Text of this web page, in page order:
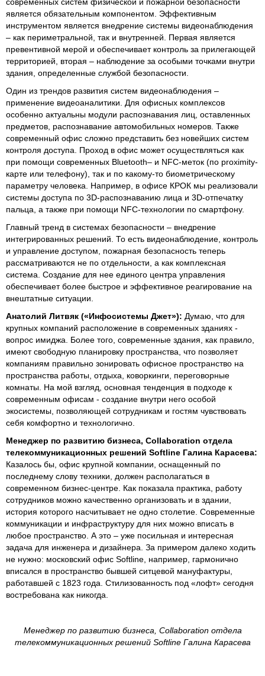
является обязательным компонентом. Эффективным
инструментом является внедрение системы видеонаблюдения
– как периметральной, так и внутренней. Первая является
превентивной мерой и обеспечивает контроль за прилегающей
территорией, вторая – наблюдение за особыми точками внутри
здания, определенные службой безопасности.
Один из трендов развития систем видеонаблюдения –
применение видеоаналитики. Для офисных комплексов
особенно актуальны модули распознавания лиц, оставленных
предметов, распознавание автомобильных номеров. Также
современный офис сложно представить без новейших систем
контроля доступа. Проход в офис может осуществляться как
при помощи современных Bluetooth– и NFC-меток (по proximity-
карте или телефону), так и по какому-то биометрическому
параметру человека. Например, в офисе КРОК мы реализовали
системы доступа по 3D-распознаванию лица и 3D-отпечатку
пальца, а также при помощи NFC-технологии по смартфону.
Главный тренд в системах безопасности – внедрение
интегрированных решений. То есть видеонаблюдение, контроль
и управление доступом, пожарная безопасность теперь
рассматриваются не по отдельности, а как комплексная
система. Создание для нее единого центра управления
обеспечивает более быстрое и эффективное реагирование на
внештатные ситуации.
Анатолий Литвяк («Инфосистемы Джет»): Думаю, что для
крупных компаний расположение в современных зданиях -
вопрос имиджа. Более того, современные здания, как правило,
имеют свободную планировку пространства, что позволяет
компаниям правильно зонировать офисное пространство на
пространства работы, отдыха, коворкинги, переговорные
комнаты. На мой взгляд, основная тенденция в подходе к
современным офисам - создание внутри него особой
экосистемы, позволяющей сотрудникам и гостям чувствовать
себя комфортно и технологично.
Менеджер по развитию бизнеса, Collaboration отдела
телекоммуникационных решений Softline Галина Карасева:
Казалось бы, офис крупной компании, оснащенный по
последнему слову техники, должен располагаться в
современном бизнес-центре. Как показала практика, работу
сотрудников можно качественно организовать и в здании,
история которого насчитывает не одно столетие. Современные
коммуникации и инфраструктуру для них можно вписать в
любое пространство. А это – уже посильная и интересная
задача для инженера и дизайнера. За примером далеко ходить
не нужно: московский офис Softline, например, гармонично
вписался в пространство бывшей ситцевой мануфактуры,
работавшей с 1823 года. Стилизованность под «лофт» сегодня
востребована как никогда.
Менеджер по развитию бизнеса, Collaboration отдела
телекоммуникационных решений Softline Галина Карасева